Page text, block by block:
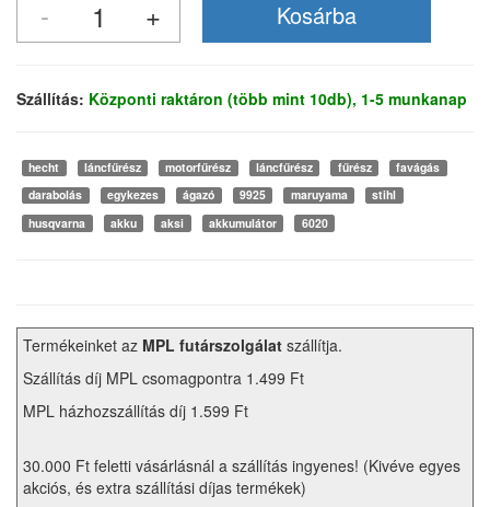
Szállítás: Központi raktáron (több mint 10db), 1-5 munkanap
hecht láncfűrész motorfűrész láncfűrész fűrész
favágás
darabolás
egykezes ágazó 9925 maruyama
stihl
husqvarna
akku aksi akkumulátor 6020
Termékeinket az MPL futárszolgálat szállítja.
Szállítás díj MPL csomagpontra 1.499 Ft
MPL házhozszállítás díj 1.599 Ft
30.000 Ft feletti vásárlásnál a szállítás ingyenes! (Kivéve egyes
akciós, és extra szállítási díjas termékek)